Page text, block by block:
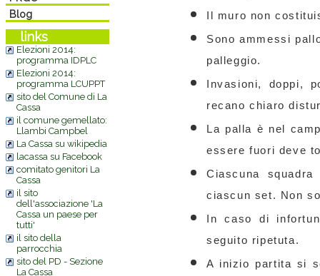
Blog
links
Elezioni 2014:
programma IDPLC
Elezioni 2014:
programma LCUPPT
sito del Comune di La
Cassa
il comune gemellato:
Llambi Campbel
La Cassa su wikipedia
lacassa su Facebook
comitato genitori La
Cassa
il sito
dell'associazione 'La
Cassa un paese per
tutti'
il sito della
parrocchia
sito del PD - Sezione
La Cassa
Il muro non
Sono ammessi
palleggio.
Invasioni, doppi,
recano chiaro
La palla è nel
essere fuori deve
Ciascuna
ciascun set. Non
In caso di
seguito ripetuta.
A inizio partita si